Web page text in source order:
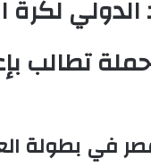
الدولي
تطالب
في بطولة